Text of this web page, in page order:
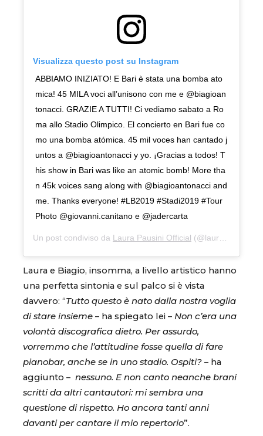
Visualizza questo post su Instagram
ABBIAMO INIZIATO! E Bari è stata una bomba ato
mica! 45 MILA voci all’unisono con me e @biagioan
tonacci. GRAZIE A TUTTI! Ci vediamo sabato a Ro
ma allo Stadio Olimpico. El concierto en Bari fue co
mo una bomba atómica. 45 mil voces han cantado j
untos a @biagioantonacci y yo. ¡Gracias a todos! T
his show in Bari was like an atomic bomb! More tha
n 45k voices sang along with @biagioantonacci and
me. Thanks everyone! #LB2019 #Stadi2019 #Tour
Photo @giovanni.canitano e @jadercarta
Un post condiviso da Laura Pausini Official (@laurapausini) in data:
Laura e Biagio, insomma, a livello artistico hanno
una perfetta sintonia e sul palco si è vista
davvero: “Tutto questo è nato dalla nostra voglia
di stare insieme – ha spiegato lei – Non c’era una
volontà discografica dietro. Per assurdo,
vorremmo che l’attitudine fosse quella di fare
pianobar, anche se in uno stadio. Ospiti? – ha
aggiunto – nessuno. E non canto neanche brani
scritti da altri cantautori: mi sembra una
questione di rispetto. Ho ancora tanti anni
davanti per cantare il mio repertorio”.